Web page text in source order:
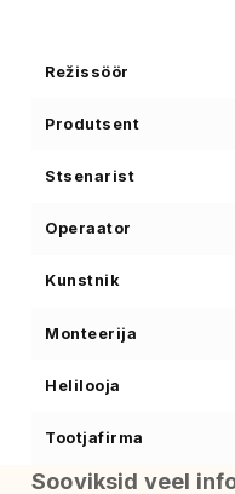
Režissöör
Produtsent
Stsenarist
Operaator
Kunstnik
Monteerija
Helilooja
Tootjafirma
Sooviksid veel